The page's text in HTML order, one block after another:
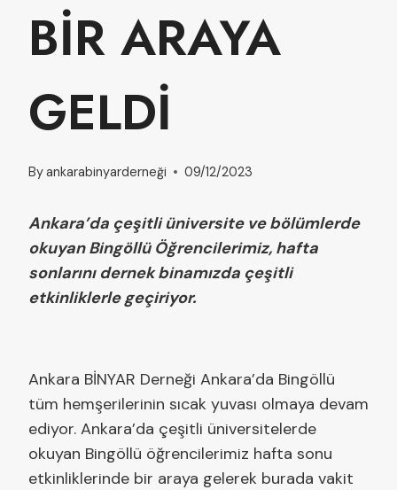
BİR ARAYA
GELDİ
Byankarabinyarderneği 09/12/2023
Ankara’da çeşitli üniversite ve bölümlerde
okuyan Bingöllü Öğrencilerimiz, hafta
sonlarını dernek binamızda çeşitli
etkinliklerle geçiriyor.
Ankara BİNYAR Derneği Ankara’da Bingöllü
tüm hemşerilerinin sıcak yuvası olmaya devam
ediyor. Ankara’da çeşitli üniversitelerde
okuyan Bingöllü öğrencilerimiz hafta sonu
etkinliklerinde bir araya gelerek burada vakit